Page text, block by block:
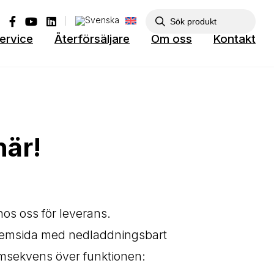
Återförsäljare Om oss Kontakt
oss för leverans.
med nedladdningsbart
över funktionen: